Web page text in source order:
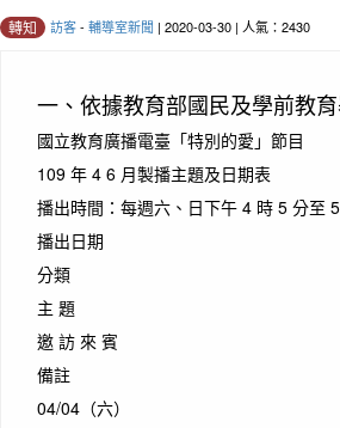
轉知 訪客- 輔導室新聞 | 2020-03-30 | 人氣：2430
一、 依據教育部國民及學前教
國立教育廣播電臺「特別的愛」節目
109 年 4 6 月製播主題及日期表
播出時間：每週六、日下午 4 時 5 分至
播出日期
分類
主 題
邀 訪 來 賓
備註
04/04（六）